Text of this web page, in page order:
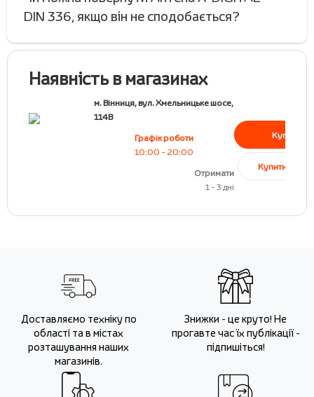
DIN 336, якщо він не сподобається?
Наявність в магазинах
м. Вінниця, вул. Хмельницьке шосе,
114В
Графік роботи
10:00 - 20:00
Отримати
1 - 3 дні
Купити
Купити в
Доставляємо техніку по
області та в містах
розташування наших
магазинів.
Знижки - це круто! Не
прогавте час їх публікації -
підпишіться!